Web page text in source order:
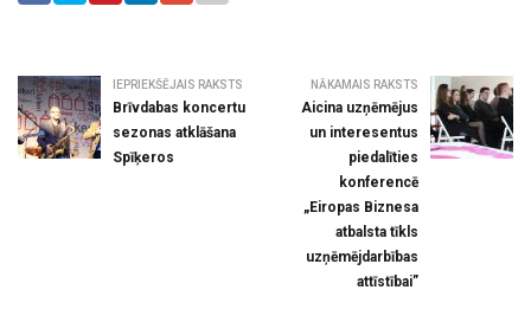
IEPRIEKŠĒJAIS RAKSTS
Brīvdabas koncertu
sezonas atklāšana
Spīķeros
NĀKAMAIS RAKSTS
Aicina uzņēmējus
un interesentus
piedalīties
konferencē
„Eiropas Biznesa
atbalsta tīkls
uzņēmējdarbības
attīstībai”